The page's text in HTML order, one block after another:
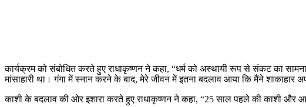
कार्यक्रम को संबोधित करते हुए राधाकृष्णन ने कहा, “धर्म को अस्थायी रूप से संकट का
मांसाहारी था। गंगा में स्नान करने के बाद, मेरे जीवन में इतना बदलाव आया कि मैंने शाकाहार
काशी के बदलाव की ओर इशारा करते हुए राधाकृष्णन ने कहा, “25 साल पहले की काशी और